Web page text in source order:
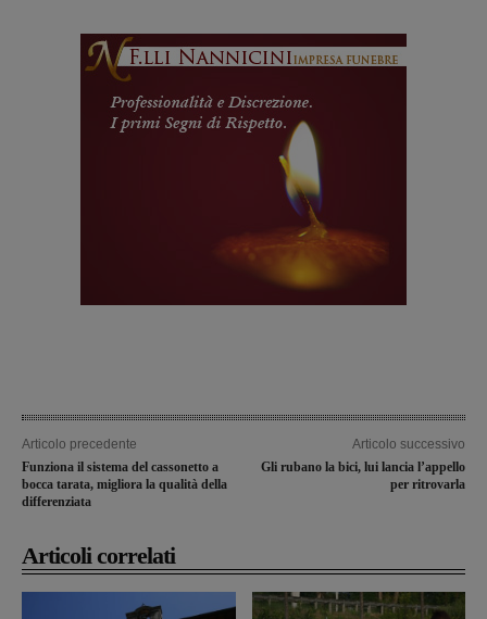
Articolo precedente
Funziona il sistema del cassonetto a
bocca tarata, migliora la qualità della
differenziata
Articolo successivo
Gli rubano la bici, lui lancia l’appello
per ritrovarla
Articoli correlati